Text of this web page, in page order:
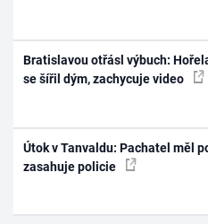
Bratislavou otřásl výbuch:
se šířil dým, zachycuje video
Útok v Tanvaldu: Pachatel měl
zasahuje policie